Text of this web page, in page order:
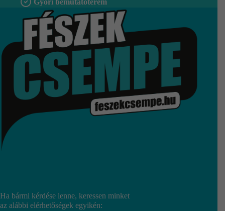
Győri bemutatóterem
Ha bármi kérdése lenne, keressen minket
az alábbi elérhetőségek egyikén: